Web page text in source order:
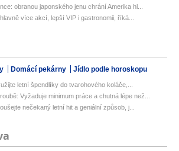
obranou japonského jenu chrání Amerika hl...
více akcí, lepší VIP i gastronomii, říká...
Domácí pekárny Jídlo podle horoskopu
letní špendlíky do tvarohového koláče,...
Vyžaduje minimum práce a chutná lépe než...
nečekaný letní hit a geniální způsob, j...